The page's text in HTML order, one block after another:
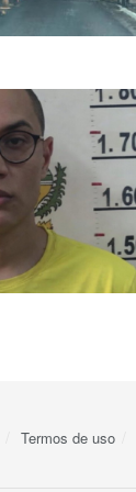
Termos de uso